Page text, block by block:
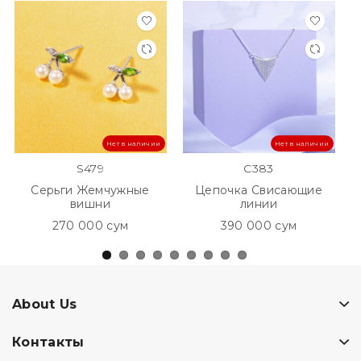
Нет в наличии
S479
Серьги Жемчужные
вишни
270 000 сум
Нет в наличии
C383
Цепочка Свисающие
линии
390 000 сум
About Us
Контакты